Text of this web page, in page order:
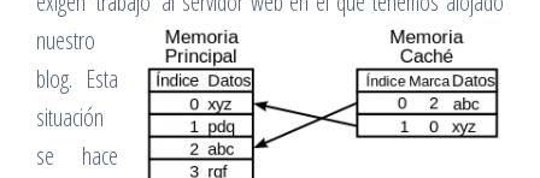
nuestro
blog. Esta
situación
se hace